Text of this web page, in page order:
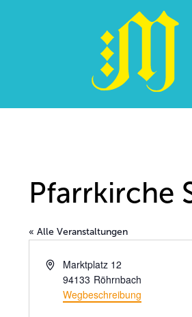
Pfarrkirche
« Alle Veranstaltungen
AdresseMarktplatz 12
Röhrnbach
94133
Wegbeschreibung